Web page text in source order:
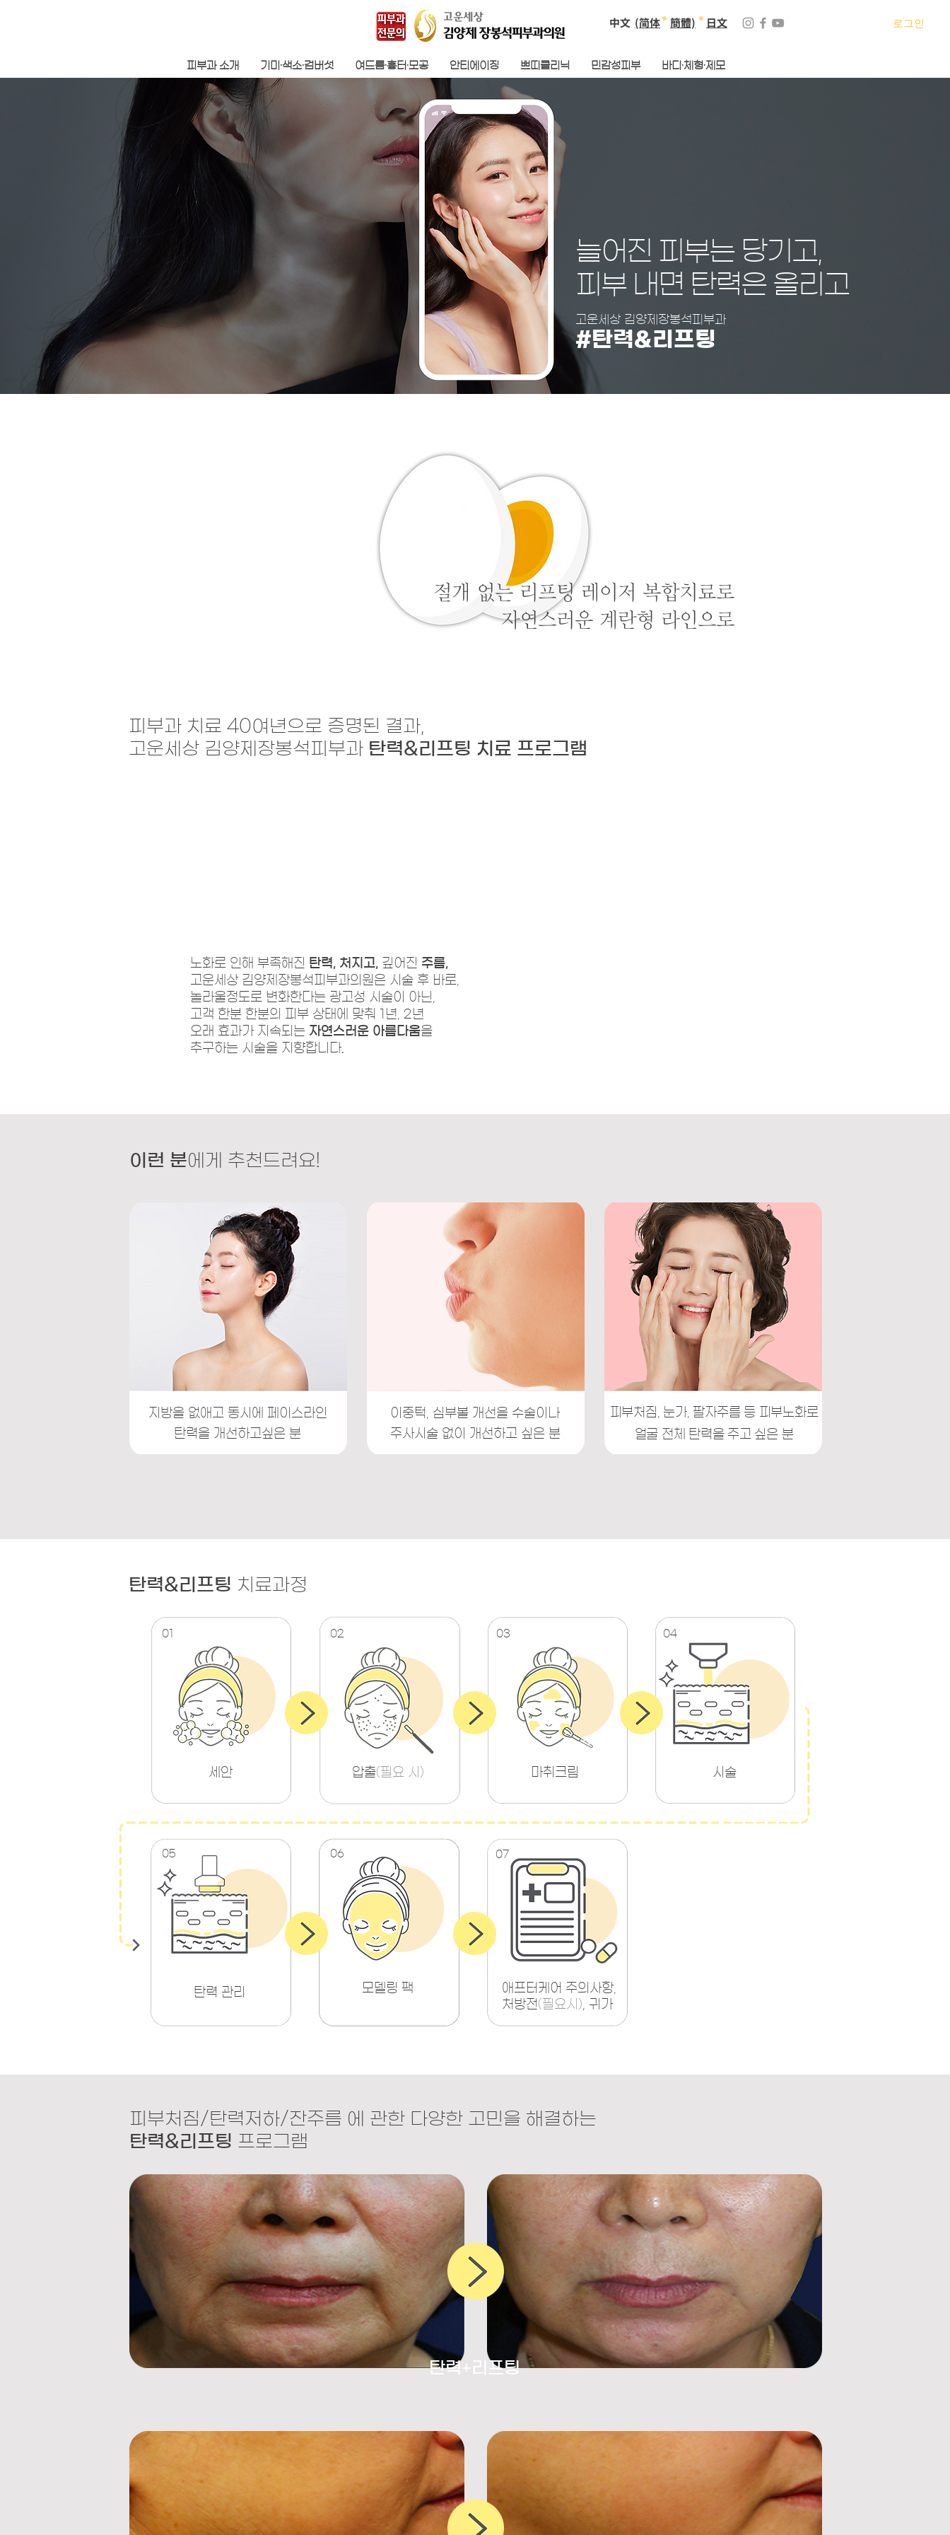
中文 (简体 簡體) 日文 로그인
피부과 소개 기미·색소·검버섯 여드름·흉터·모공 안티에이징 쁘띠클리닉 민감성피부 바디·체형·제모
늘어진 피부는 당기고,
피부 내면 탄력은 올리고
고운세상 김양제장봉석피부과
#탄력&리프팅
절개 없는 리프팅 레이저 복합치료로
자연스러운 계란형 라인으로
​피부과 치료 40여년으로 증명된 결과,
​고운세상 김양제장봉석피부과 탄력&리프팅 치료 프로그램
노화로 인해 부족해진 탄력, 처지고, 깊어진 주름,
고운세상 김양제장봉석피부과의원은 시술 후 바로,
놀라울정도로 변화한다는 광고성 시술이 아닌,
고객 한분 한분의 피부 상태에 맞춰 1년, 2년
오래 효과가 지속되는 자연스러운 아름다움을
​추구하는 시술을 지향합니다.
이런 분에게 추천드려요!
지방을 없애고 동시에 페이스라인
탄력을 개선하고싶은 분
이중턱, 심부볼 개선을 수술이나
주사시술 없이 개선하고 싶은 분
피부처짐, 눈가, 팔자주름 등 피부노화로
얼굴 전체 탄력을 주고 싶은 분
탄력&리프팅 치료과정
07
05 06
​시술
​애프터케어 주의사항,
​처방전(필요시) , 귀가
압출(필요 시) 마취크림
​세안
​탄력 관리 모델링 팩
04
02 03
01
피부처짐/탄력저하/잔주름 에 관한 다양한 고민을 해결하는
탄력&리프팅 프로그램
​탄력+리프팅